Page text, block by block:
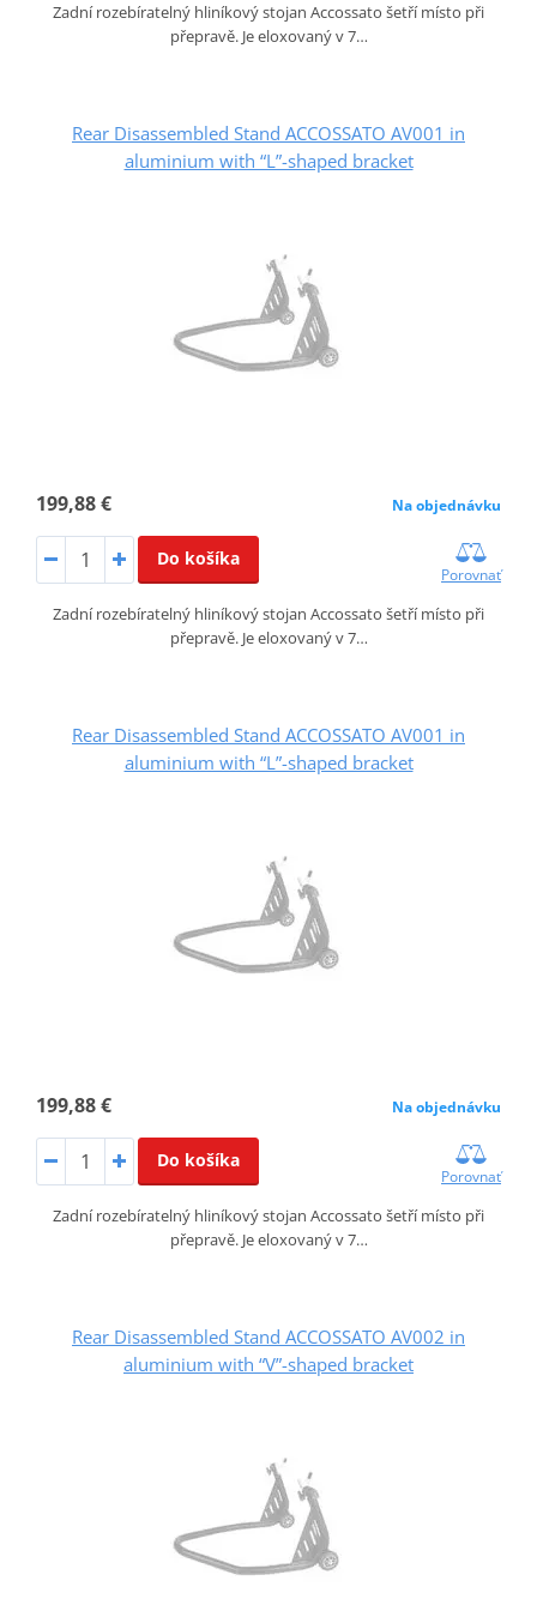
Zadní rozebíratelný hliníkový stojan Accossato šetří místo při
přepravě. Je eloxovaný v 7…
Rear Disassembled Stand ACCOSSATO AV001 in
aluminium with “L”-shaped bracket
199,88 € Na objednávku
Do košíka
Porovnať
Zadní rozebíratelný hliníkový stojan Accossato šetří místo při
přepravě. Je eloxovaný v 7…
Rear Disassembled Stand ACCOSSATO AV001 in
aluminium with “L”-shaped bracket
199,88 € Na objednávku
Do košíka
Porovnať
Zadní rozebíratelný hliníkový stojan Accossato šetří místo při
přepravě. Je eloxovaný v 7…
Rear Disassembled Stand ACCOSSATO AV002 in
aluminium with “V”-shaped bracket